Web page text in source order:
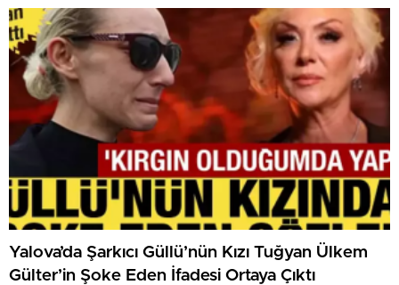
Yalova’da Şarkıcı Güllü’nün Kızı Tuğyan Ülkem
Gülter’in Şoke Eden İfadesi Ortaya Çıktı